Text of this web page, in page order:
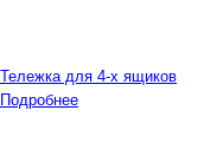
Тележка для 4-х ящиков
Подробнее